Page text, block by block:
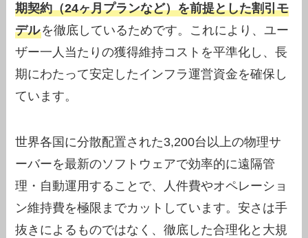
期契約（24ヶ月プランなど）を前提とした割引モ
デルを徹底しているためです。これにより、ユー
ザー一人当たりの獲得維持コストを平準化し、長
期にわたって安定したインフラ運営資金を確保し
ています。
世界各国に分散配置された3,200台以上の物理サ
ーバーを最新のソフトウェアで効率的に遠隔管
理・自動運用することで、人件費やオペレーショ
ン維持費を極限までカットしています。安さは手
抜きによるものではなく、徹底した合理化と大規